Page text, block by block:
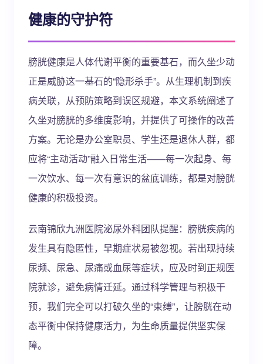
健康的守护符
膀胱健康是人体代谢平衡的重要基石，而久坐少动
正是威胁这一基石的“隐形杀手”。从生理机制到疾
病关联，从预防策略到误区规避，本文系统阐述了
久坐对膀胱的多维度影响，并提供了可操作的改善
方案。无论是办公室职员、学生还是退休人群，都
应将“主动活动”融入日常生活——每一次起身、每
一次饮水、每一次有意识的盆底训练，都是对膀胱
健康的积极投资。
云南锦欣九洲医院泌尿外科团队提醒：膀胱疾病的
发生具有隐匿性，早期症状易被忽视。若出现持续
尿频、尿急、尿痛或血尿等症状，应及时到正规医
院就诊，避免病情迁延。通过科学管理与积极干
预，我们完全可以打破久坐的“束缚”，让膀胱在动
态平衡中保持健康活力，为生命质量提供坚实保
障。